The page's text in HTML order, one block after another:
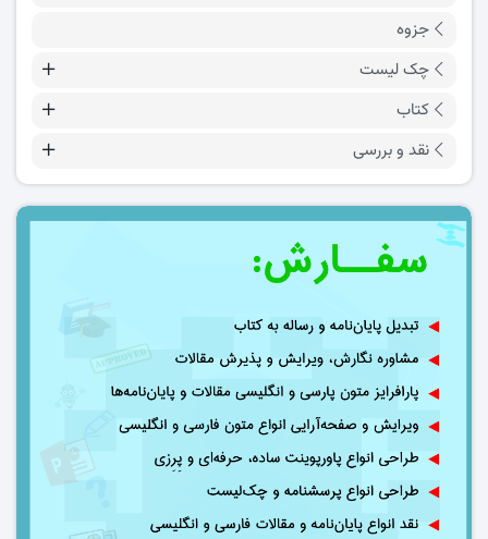
جزوه
چک لیست
کتاب
نقد و بررسی